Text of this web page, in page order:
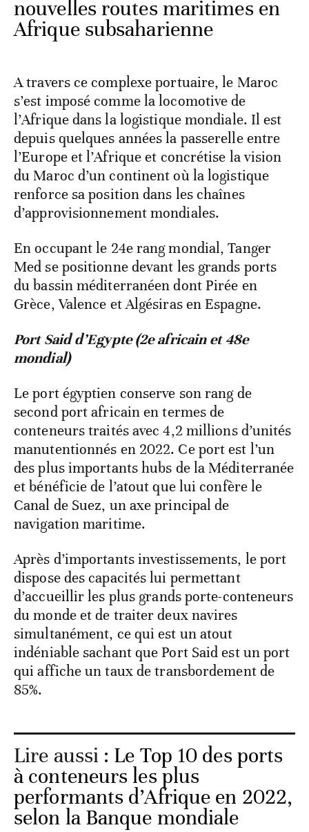
nouvelles routes maritimes en
Afrique subsaharienne
A travers ce complexe portuaire, le Maroc
s’est imposé comme la locomotive de
l’Afrique dans la logistique mondiale. Il est
depuis quelques années la passerelle entre
l’Europe et l’Afrique et concrétise la vision
du Maroc d’un continent où la logistique
renforce sa position dans les chaînes
d’approvisionnement mondiales.
En occupant le 24e rang mondial, Tanger
Med se positionne devant les grands ports
du bassin méditerranéen dont Pirée en
Grèce, Valence et Algésiras en Espagne.
Port Said d’Egypte (2e africain et 48e
mondial)
Le port égyptien conserve son rang de
second port africain en termes de
conteneurs traités avec 4,2 millions d’unités
manutentionnés en 2022. Ce port est l’un
des plus importants hubs de la Méditerranée
et bénéficie de l’atout que lui confère le
Canal de Suez, un axe principal de
navigation maritime.
Après d’importants investissements, le port
dispose des capacités lui permettant
d’accueillir les plus grands porte-conteneurs
du monde et de traiter deux navires
simultanément, ce qui est un atout
indéniable sachant que Port Said est un port
qui affiche un taux de transbordement de
85%.
Lire aussi : Le Top 10 des ports
à conteneurs les plus
performants d’Afrique en 2022,
selon la Banque mondiale